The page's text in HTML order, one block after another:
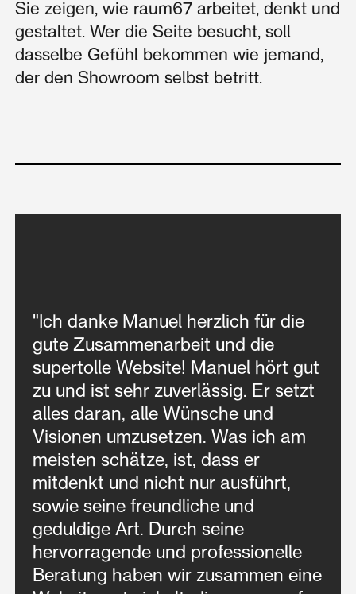
Sie zeigen, wie raum67 arbeitet, denkt und
gestaltet. Wer die Seite besucht, soll
dasselbe Gefühl bekommen wie jemand,
der den Showroom selbst betritt.
"Ich danke Manuel herzlich für die
gute Zusammenarbeit und die
supertolle Website! Manuel hört gut
zu und ist sehr zuverlässig. Er setzt
alles daran, alle Wünsche und
Visionen umzusetzen. Was ich am
meisten schätze, ist, dass er
mitdenkt und nicht nur ausführt,
sowie seine freundliche und
geduldige Art. Durch seine
hervorragende und professionelle
Beratung haben wir zusammen eine